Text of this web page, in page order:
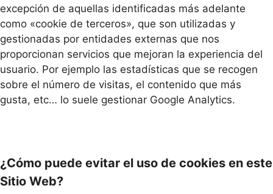
excepción de aquellas identificadas más adelante
como «cookie de terceros», que son utilizadas y
gestionadas por entidades externas que nos
proporcionan servicios que mejoran la experiencia del
usuario. Por ejemplo las estadísticas que se recogen
sobre el número de visitas, el contenido que más
gusta, etc… lo suele gestionar Google Analytics.
¿Cómo puede evitar el uso de cookies en este
Sitio Web?